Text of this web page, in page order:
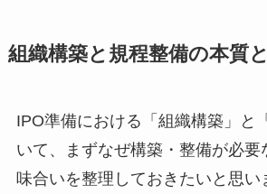
組織構築と規程整備の本質
IPO準備における「組織構築」と
いて、まずなぜ構築・整備が必要
味合いを整理しておきたいと思い